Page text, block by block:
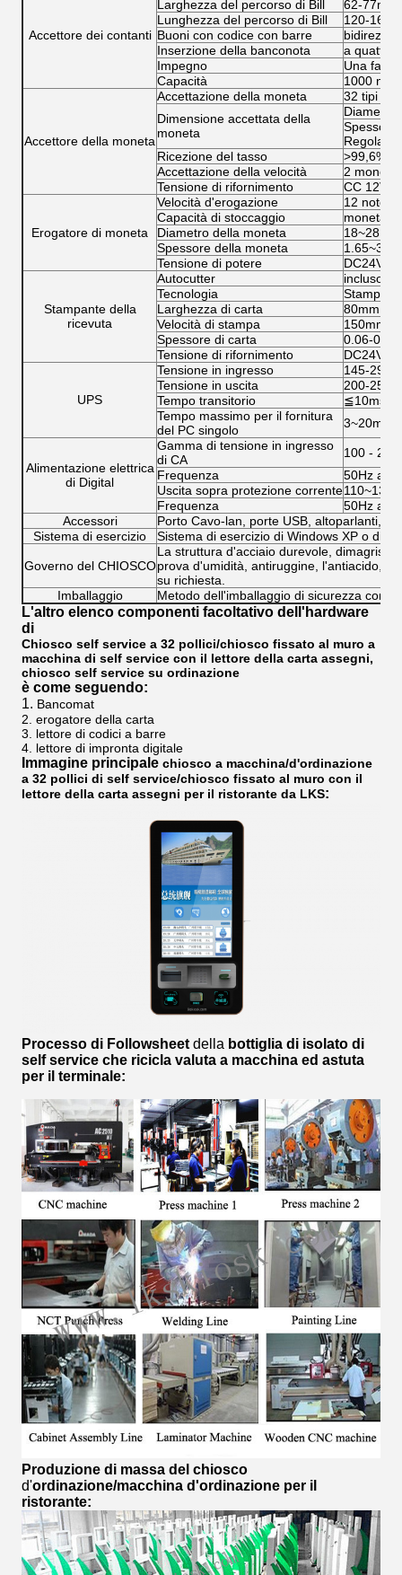
Accettore dei contanti
Larghezza del percorso di Bill
62-77mm
Lunghezza del percorso di Bill
120-
Buoni con codice con barre
Inserzione della banconota
a quattro
Impegno
Una
Capacità
1000
Accettore della moneta
Accettazione della moneta
32 tipi
Dimensione accettata della
moneta
Diametro
Spessore
Ricezione del tasso
>99,6%
Accettazione della velocità
2 monete
Tensione di rifornimento
CC 12V-
Erogatore di moneta
Velocità d'erogazione
12 note/
Capacità di stoccaggio
moneta
Diametro della moneta
Spessore della moneta
Tensione di potere
DC24V
Stampante della
ricevuta
Autocutter
incluso
Tecnologia
Stampa
Larghezza di carta
80mm
Velocità di stampa
150mm/s
Spessore di carta
0.06-
Tensione di rifornimento
DC24V
UPS
Tensione in ingresso
145-
Tensione in uscita
200-
Tempo transitorio
≦10ms
Tempo massimo per il fornitura
del PC singolo
Alimentazione elettrica
di Digital
Gamma di tensione in ingresso
di CA
100 ‐
Frequenza
50Hz a
Uscita sopra protezione corrente
Frequenza
50Hz a
Accessori
Porto Cavo-lan, porte USB, altoparlanti,
Sistema di esercizio
Sistema di esercizio di Windows XP o di
Governo del CHIOSCO
La struttura d'acciaio durevole,
prova d'umidità, antiruggine, l'antiacido,
su richiesta.
Imballaggio
Metodo dell'imballaggio di sicurezza con il
L'altro elenco componenti facoltativo dell'hardware
di
Chiosco self service a 32 pollici/chiosco fissato al muro a
macchina di self service con il lettore della carta assegni,
chiosco self service su ordinazione
è come seguendo:
1. Bancomat
2. erogatore della carta
3. lettore di codici a barre
4. lettore di impronta digitale
Immagine principale chiosco a macchina/d'ordinazione
a 32 pollici di self service/chiosco fissato al muro con il
lettore della carta assegni per il ristorante da LKS:
Processo di Followsheet della bottiglia di isolato di
self service che ricicla valuta a macchina ed astuta
per il terminale:
Produzione di massa del chiosco
d'ordinazione/macchina d'ordinazione per il
ristorante: